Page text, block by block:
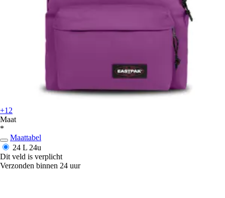
+12
Maat
*
Maattabel
24 L 24u
Dit veld is verplicht
Verzonden binnen 24 uur